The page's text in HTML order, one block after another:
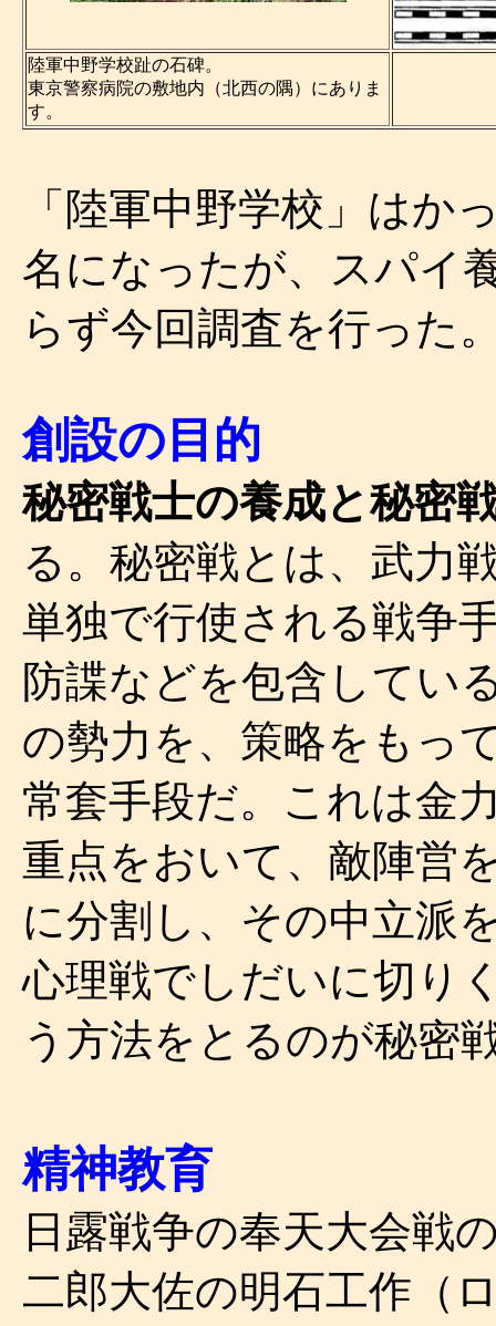
陸軍中野学校趾の石碑。
東京警察病院の敷地内（北西の隅）にありま
す。
「陸軍中野学校」はか
名になったが、スパイ
らず今回調査を行った
創設の目的
秘密戦士の養成と秘密
る。秘密戦とは、武力
単独で行使される戦争
防諜などを包含してい
の勢力を、策略をもっ
常套手段だ。これは金
重点をおいて、敵陣営
に分割し、その中立派
心理戦でしだいに切り
う方法をとるのが秘密
精神教育
日露戦争の奉天大会戦
二郎大佐の明石工作（